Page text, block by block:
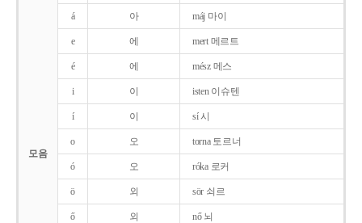
모음
á 아 máj 마이
e 에 mert 메르트
é 에 mész 메스
i 이 isten 이슈텐
í 이 sí 시
o 오 torna 토르너
ó 오 róka 로커
ö 외 sör 쇠르
ő 외 nő 뇌